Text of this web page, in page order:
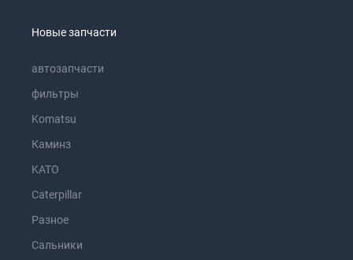
Новые запчасти
автозапчасти
фильтры
Komatsu
Каминз
KATO
Caterpillar
Разное
Сальники